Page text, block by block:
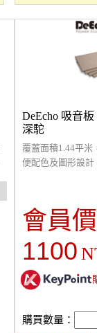
DeEcho 吸音板
深駝
覆蓋面積1.44平米
便配色及圖形設
題，裝飾性高，
焰，採防焰原料
六面總面積的1/3
會員
1100
購買數量：